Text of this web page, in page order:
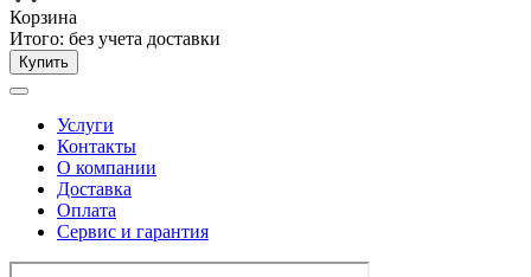
Корзина
Итого: без учета доставки
Купить
Услуги
Контакты
О компании
Доставка
Оплата
Сервис и гарантия